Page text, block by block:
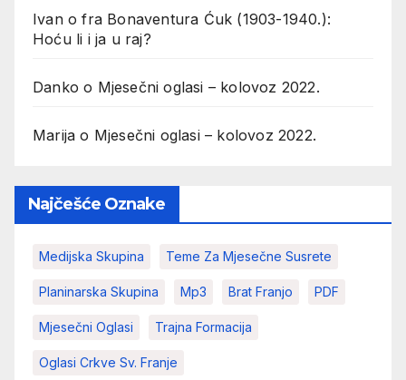
Ivanofra Bonaventura Ćuk (1903-1940.):
Hoću li i ja u raj?
Danko o Mjesečni oglasi – kolovoz 2022.
Marija o Mjesečni oglasi – kolovoz 2022.
Najčešće Oznake
Medijska Skupina Teme Za Mjesečne Susrete
Planinarska Skupina Mp3 Brat Franjo PDF
Mjesečni Oglasi Trajna Formacija
Oglasi Crkve Sv. Franje